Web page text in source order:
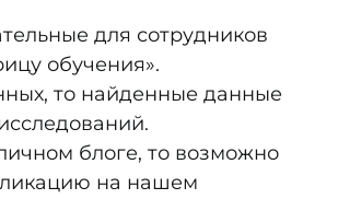
для сотрудников
обучения».
то найденные данные
блоге, то возможно
на нашем